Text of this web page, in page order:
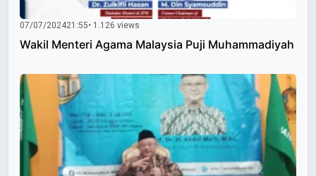
07/07/202421:55• 1.126 views
Wakil Menteri Agama Malaysia Puji Muhammadiyah